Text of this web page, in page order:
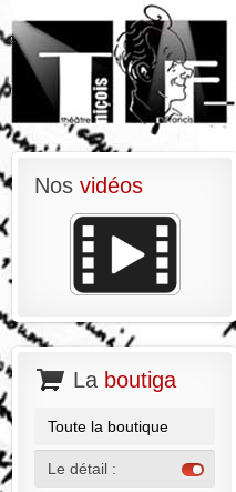
Nos vidéos
La boutiga
Toute la boutique
Le détail :